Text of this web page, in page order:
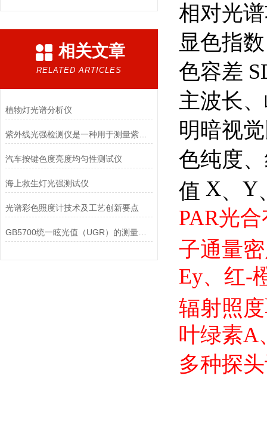
相关文章
RELATED ARTICLES
植物灯光谱分析仪
紫外线光强检测仪是一种用于测量紫外线辐射强度的电子设备
汽车按键色度亮度均匀性测试仪
海上救生灯光强测试仪
光谱彩色照度计技术及工艺创新要点
GB5700统一眩光值（UGR）的测量设备
相对光
显色指数
色容差
主波长
明暗视
色纯度
值 X Y
PAR光
子通量
Ey、红-
辐射照度
叶绿素A
多种探